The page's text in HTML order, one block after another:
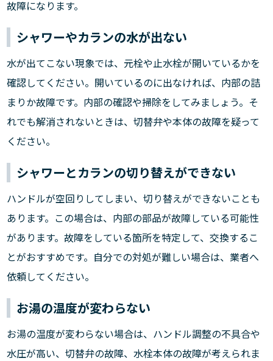
故障になります。
シャワーやカランの水が出ない
水が出てこない現象では、元栓や止水栓が開いているかを
確認してください。開いているのに出なければ、内部の詰
まりか故障です。内部の確認や掃除をしてみましょう。そ
れでも解消されないときは、切替弁や本体の故障を疑って
ください。
シャワーとカランの切り替えができない
ハンドルが空回りしてしまい、切り替えができないことも
あります。この場合は、内部の部品が故障している可能性
があります。故障をしている箇所を特定して、交換するこ
とがおすすめです。自分での対処が難しい場合は、業者へ
依頼してください。
お湯の温度が変わらない
お湯の温度が変わらない場合は、ハンドル調整の不具合や
水圧が高い、切替弁の故障、水栓本体の故障が考えられま